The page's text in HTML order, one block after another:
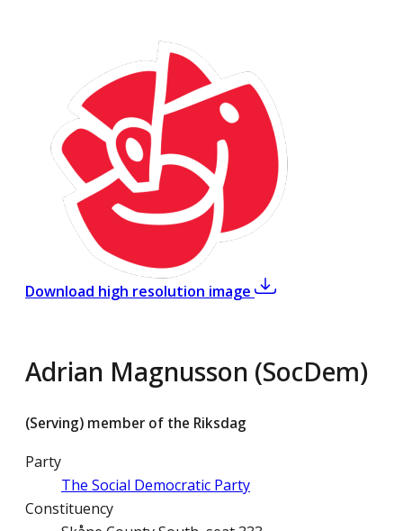
Download high resolution image ,Adrian Magnusson
Adrian Magnusson (SocDem)
(Serving) member of the Riksdag
Party
The Social Democratic Party
Constituency